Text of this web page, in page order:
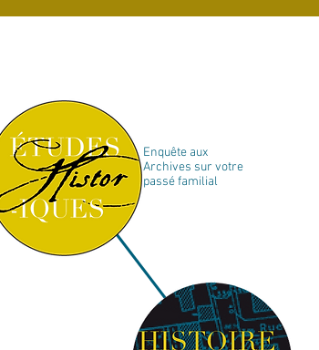
Enquête aux
Archives sur votre
passé familial